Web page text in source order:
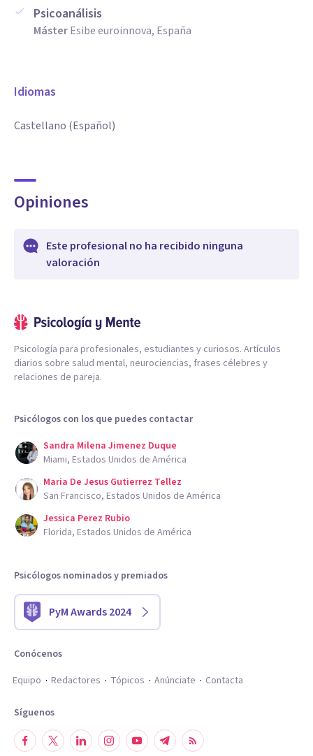
Psicoanálisis
MásterEsibe euroinnova, España
Idiomas
Castellano (Español)
Opiniones
Este profesional no ha recibido ninguna
valoración
Psicología para profesionales, estudiantes y curiosos. Artículos
diarios sobre salud mental, neurociencias, frases célebres y
relaciones de pareja.
Psicólogos con los que puedes contactar
Sandra Milena Jimenez Duque
Miami, Estados Unidos de América
Maria De Jesus Gutierrez Tellez
San Francisco, Estados Unidos de América
Jessica Perez Rubio
Florida, Estados Unidos de América
Psicólogos nominados y premiados
PyM Awards 2024
Conócenos
Equipo
Redactores Tópicos Anúnciate Contacta
Síguenos